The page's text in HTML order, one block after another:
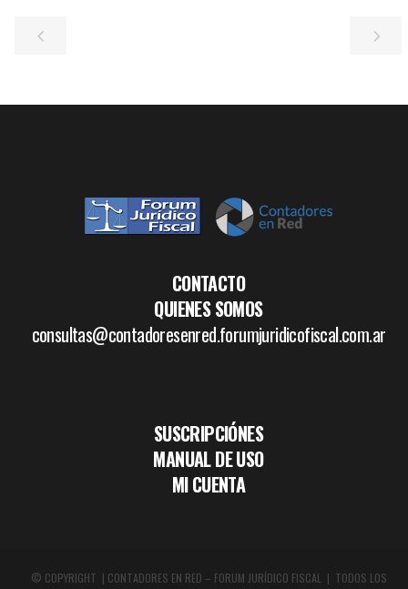
CONTACTO
QUIENES SOMOS
consultas@contadoresenred.forumjuridicofiscal.com.ar
SUSCRIPCIÓNES
MANUAL DE USO
MI CUENTA
© COPYRIGHT | CONTADORES EN RED – FORUM JURÍDICO FISCAL | TODOS LOS